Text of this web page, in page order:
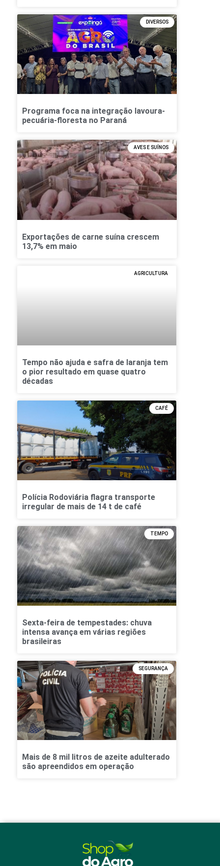
DIVERSOS
Programa foca na integração lavoura-
pecuária-floresta no Paraná
AVES E SUÍNOS
Exportações de carne suína crescem
13,7% em maio
AGRICULTURA
Tempo não ajuda e safra de laranja tem
o pior resultado em quase quatro
décadas
CAFÉ
Polícia Rodoviária flagra transporte
irregular de mais de 14 t de café
TEMPO
Sexta-feira de tempestades: chuva
intensa avança em várias regiões
brasileiras
SEGURANÇA
Mais de 8 mil litros de azeite adulterado
são apreendidos em operação